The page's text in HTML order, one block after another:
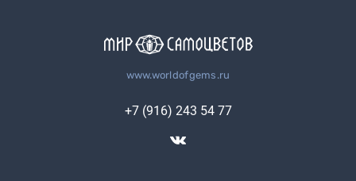
www.worldofgems.ru
+7 (916) 243 54 77